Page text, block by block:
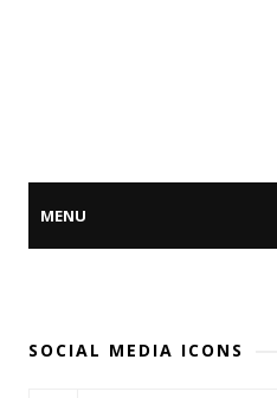
SOCIAL MEDIA ICONS